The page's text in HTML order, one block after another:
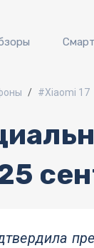
#Xiaomi 17